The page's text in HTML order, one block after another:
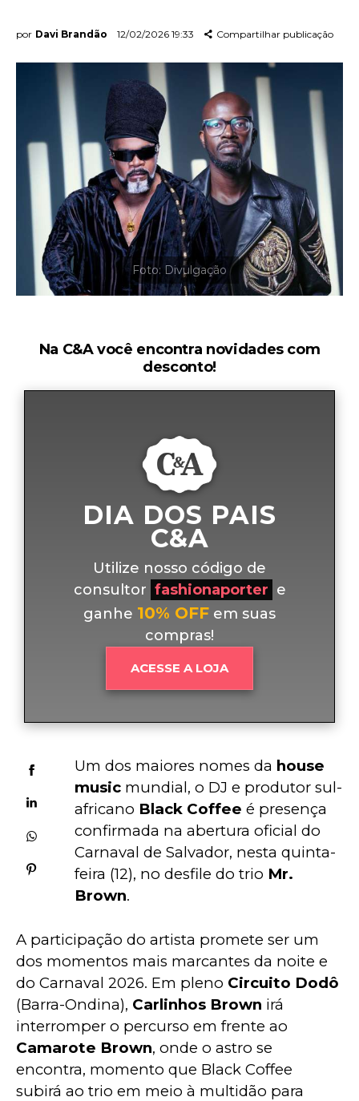
por Davi Brandão 12/02/2026 19:33 Compartilhar publicação
Na C&A você encontra novidades com
desconto!
DIA DOS PAIS
C&A
Utilize nosso código de
consultor fashionaporter e
ganhe 10% OFF em suas
compras!
ACESSE A LOJA
Um dos maiores nomes da house
music mundial, o DJ e produtor sul-
africano Black Coffee é presença
confirmada na abertura oficial do
Carnaval de Salvador, nesta quinta-
feira (12), no desfile do trio Mr.
Brown.
A participação do artista promete ser um
dos momentos mais marcantes da noite e
do Carnaval 2026. Em pleno Circuito Dodô
(Barra-Ondina), Carlinhos Brown irá
interromper o percurso em frente ao
Camarote Brown, onde o astro se
encontra, momento que Black Coffee
subirá ao trio em meio à multidão para